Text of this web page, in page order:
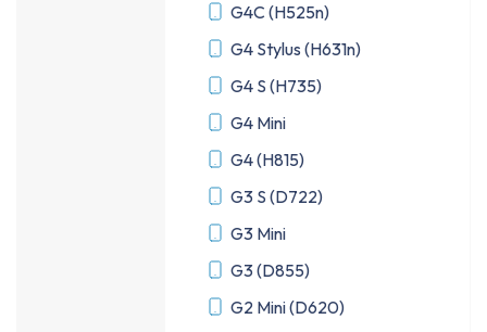
G4C (H525n)
G4 Stylus (H631n)
G4 S (H735)
G4 Mini
G4 (H815)
G3 S (D722)
G3 Mini
G3 (D855)
G2 Mini (D620)